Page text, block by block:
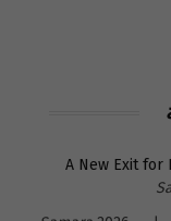
A New Exit for